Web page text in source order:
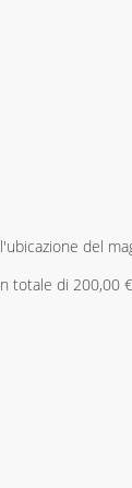
del
di 200,00